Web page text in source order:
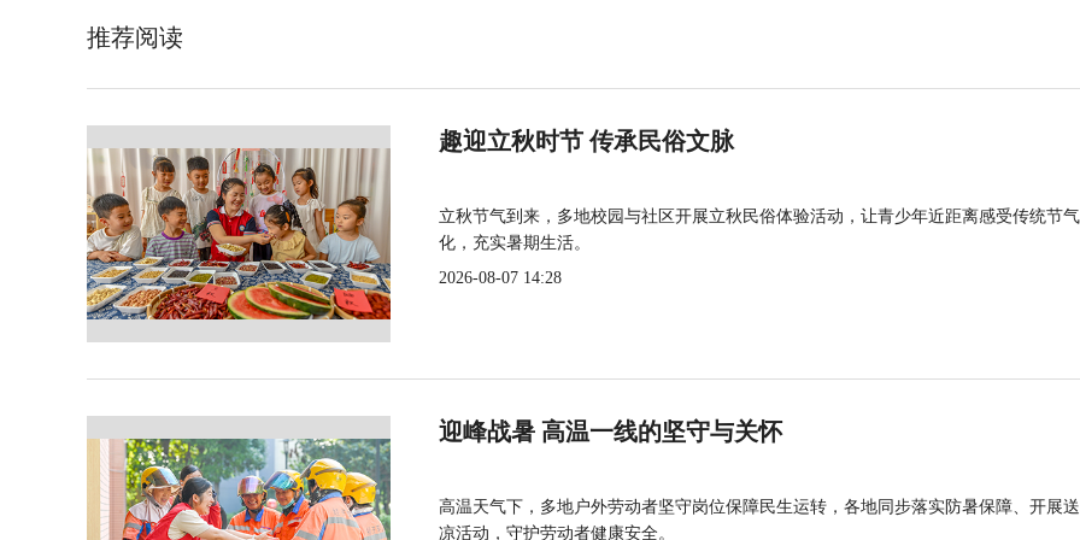
推荐阅读
趣迎立秋时节 传承民俗文脉
立秋节气到来，多地校园与社区开展立秋民俗体验活动，让青少年近距离感受传统节
化，充实暑期生活。
2026-08-07 14:28
迎峰战暑 高温一线的坚守与关怀
高温天气下，多地户外劳动者坚守岗位保障民生运转，各地同步落实防暑保障、开展
凉活动，守护劳动者健康安全。